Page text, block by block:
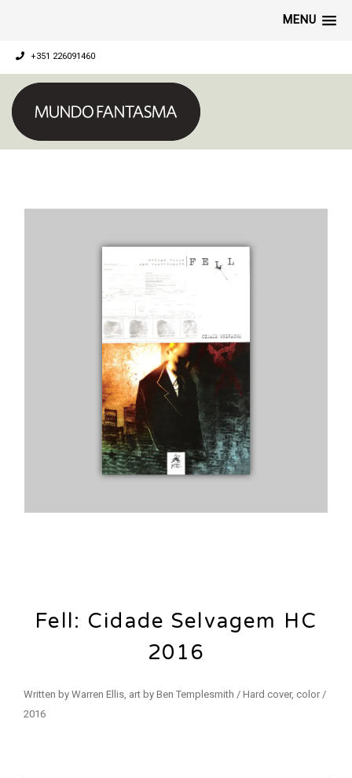
MENU
+351 226091460
Fell: Cidade Selvagem HC
2016
Written by Warren Ellis, art by Ben Templesmith / Hard cover, color /
2016